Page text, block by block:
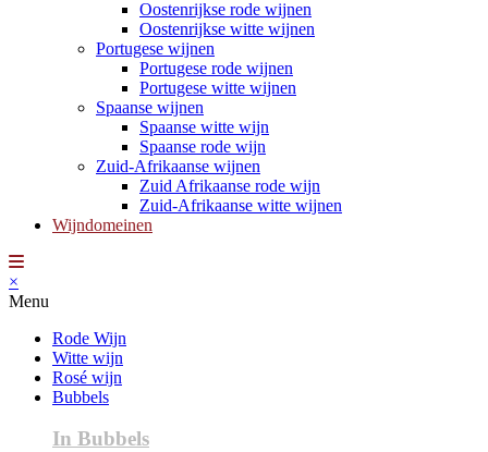
Oostenrijkse rode wijnen
Oostenrijkse witte wijnen
Portugese wijnen
Portugese rode wijnen
Portugese witte wijnen
Spaanse wijnen
Spaanse witte wijn
Spaanse rode wijn
Zuid-Afrikaanse wijnen
Zuid Afrikaanse rode wijn
Zuid-Afrikaanse witte wijnen
Wijndomeinen
×
Menu
Rode Wijn
Witte wijn
Rosé wijn
Bubbels
In Bubbels